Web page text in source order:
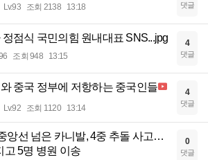
Lv.93 조회 2138 13:18 댓글
정점식 국민의힘 원내대표 SNS...jpg
조회 948 13:15
4
댓글
중국 정부에 저항하는 중국인들
Lv.92 조회 1120 13:14
4
댓글
앙선 넘은 카니발, 4중 추돌 사고…
고 5명 병원 이송
0
댓글